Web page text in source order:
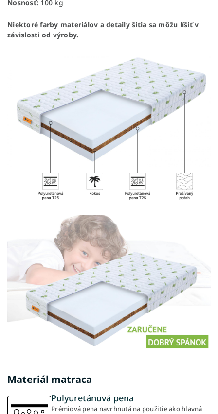
Nosnosť: 100 kg
Niektoré farby materiálov a detaily šitia sa môžu líšiť v
závislosti od výroby.
Materiál matraca
Polyuretánová pena
Prémiová pena navrhnutá na použitie ako hlavná